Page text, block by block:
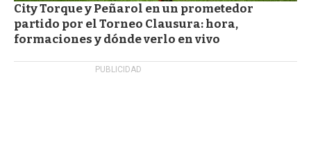
City Torque y Peñarol en un prometedor
partido por el Torneo Clausura: hora,
formaciones y dónde verlo en vivo